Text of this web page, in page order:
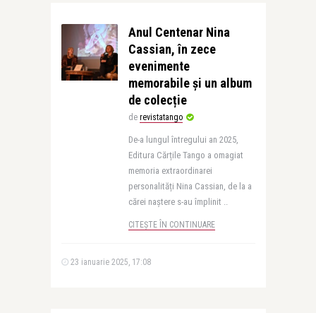
Anul Centenar Nina
Cassian, în zece
evenimente
memorabile și un album
de colecție
de revistatango
De-a lungul întregului an 2025,
Editura Cărțile Tango a omagiat
memoria extraordinarei
personalități Nina Cassian, de la a
cărei naștere s-au împlinit ..
CITEȘTE ÎN CONTINUARE
23 ianuarie 2025, 17:08